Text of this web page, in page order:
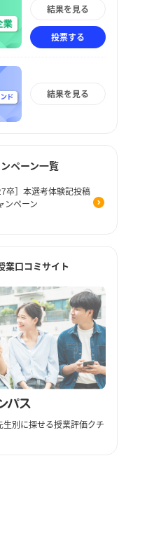
結果を見る
投票する
結果を見る
ペーン一覧
27卒］本選考体験記投稿
ンペーン
業口コミサイト
別に探せる授業評価クチ